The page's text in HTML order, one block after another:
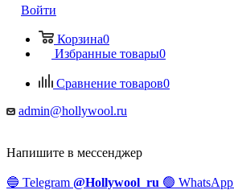
Войти
Корзина0
Избранные товары0
Сравнение товаров0
admin@hollywool.ru
Напишите в мессенджер
🔵 Telegram @Hollywool_ru 🟢 WhatsApp